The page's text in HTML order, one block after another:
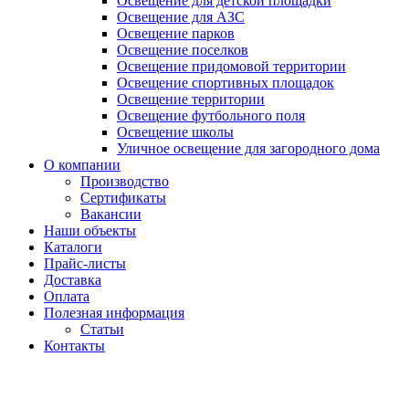
Освещение для АЗС
Освещение парков
Освещение поселков
Освещение придомовой территории
Освещение спортивных площадок
Освещение территории
Освещение футбольного поля
Освещение школы
Уличное освещение для загородного дома
О компании
Производство
Сертификаты
Вакансии
Наши объекты
Каталоги
Прайс-листы
Доставка
Оплата
Полезная информация
Статьи
Контакты